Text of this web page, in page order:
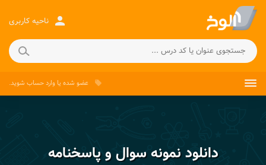
person ناحیه کاربری
local_offer عضو شده یاوارد حساب شوید.
دانلود نمونه سوال و پاسخنامه